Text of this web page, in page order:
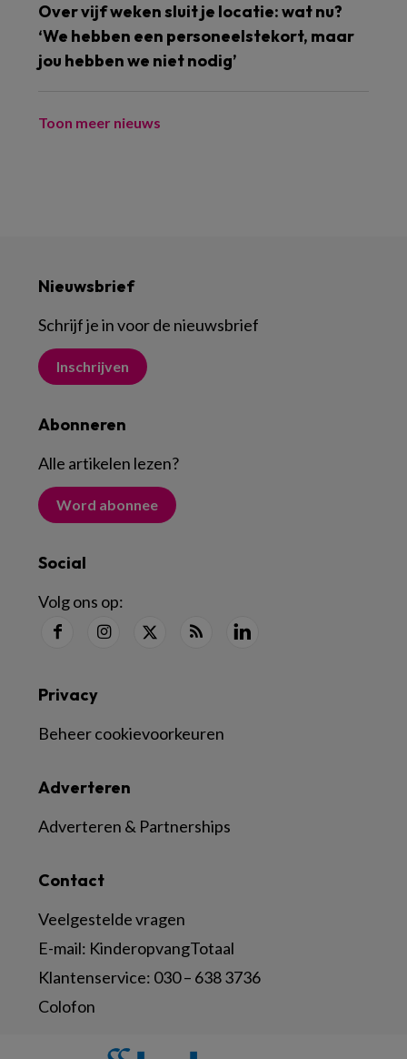
Over vijf weken sluit je locatie: wat nu?
‘We hebben een personeelstekort, maar
jou hebben we niet nodig’
Toon meer nieuws
Nieuwsbrief
Schrijf je in voor de nieuwsbrief
Inschrijven
Abonneren
Alle artikelen lezen?
Word abonnee
Social
Volg ons op:
Contact
Veelgestelde vragen
E-mail: KinderopvangTotaal
Klantenservice: 030 – 638 3736
Colofon
Adverteren
Adverteren & Partnerships
Privacy
Beheer cookievoorkeuren